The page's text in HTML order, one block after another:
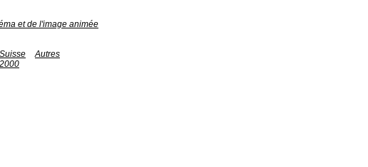
et de l'image animée
Suisse
Autres